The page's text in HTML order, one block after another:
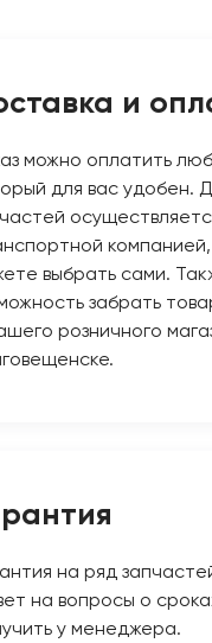
и
можно оплатить
для вас удобен.
выбрать сами.
забрать
розничного
на ряд
на вопросы о
у менеджера.